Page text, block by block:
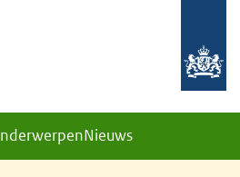
Nieuws